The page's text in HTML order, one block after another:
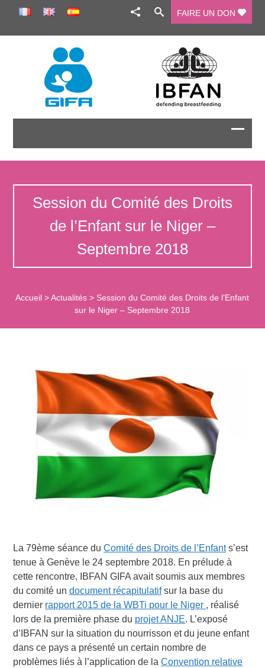
FAIRE UN DON
Session du Comité des Droits
de l’Enfant sur le Niger –
Septembre 2018
Accueil >Actualités > Session du Comité des Droits de l’Enfant
sur le Niger – Septembre 2018
La 79ème séance duComité des Droits de l’Enfants’est
tenue à Genève le 24 septembre 2018. En prélude à
cette rencontre, IBFAN GIFA avait soumis aux membres
du comité undocument récapitulatifsur la base du
dernier rapport 2015 de la WBTi pour le Niger , réalisé
lors de la première phase du projet ANJE. L’exposé
d’IBFAN sur la situation du nourrisson et du jeune enfant
dans ce pays a présenté un certain nombre de
problèmes liés à l’application de laConvention relative